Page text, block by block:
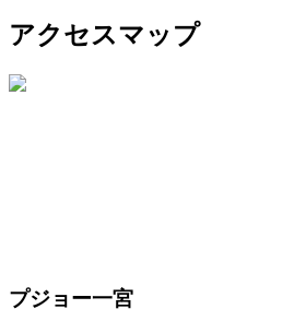
アクセスマップ
プジョー一宮